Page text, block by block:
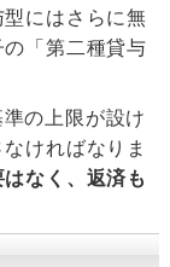
にはさらに無
「第二種貸与
の上限が設け
ければなりま
なく、返済も